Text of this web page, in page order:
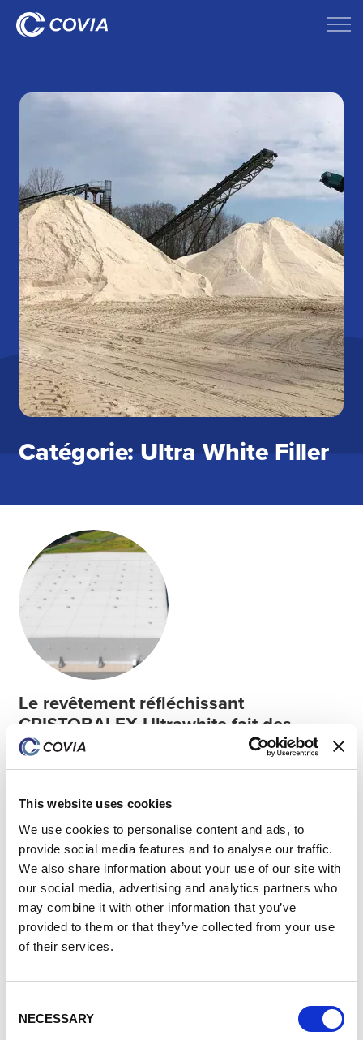
This website uses cookies
We use cookies to personalise content and ads, to
provide social media features and to analyse our traffic.
We also share information about your use of our site with
our social media, advertising and analytics partners who
may combine it with other information that you’ve
provided to them or that they’ve collected from your use
of their services.
Selection
NECESSARY
Catégorie: Ultra White Filler
Le revêtement réfléchissant
CRISTOBALEX Ultrawhite fait des
toitures froides une réalité
Vous vous habillez pour aller vous promener sur la plage
de porter du blanc ou des couleurs claires pour rester
aussi frais que possible. C'est la même logique qui sous-
tend le choix d'utiliser des vêtements réfléchissants...
24 mai 2024
Industrial Ultra White Filler
Tous les articles
ESG